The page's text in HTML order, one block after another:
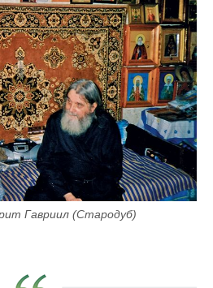
Гавриил (Стародуб)